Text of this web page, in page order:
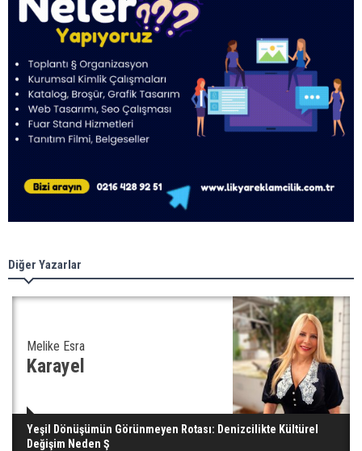
Diğer Yazarlar
Melike Esra
Karayel
Yeşil Dönüşümün Görünmeyen Rotası: Denizcilikte Kültürel
Değişim Neden Ş